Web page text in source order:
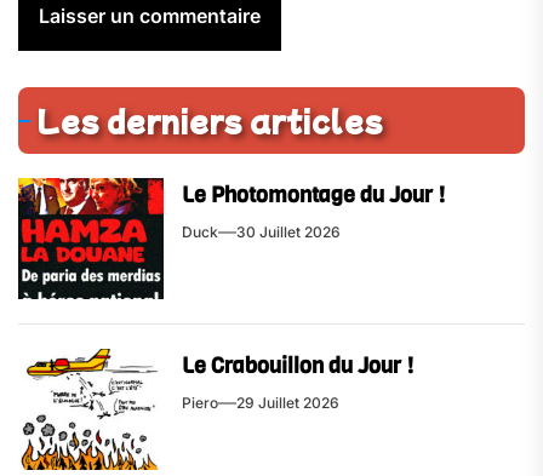
Les derniers articles
Le Photomontage du Jour !
Duck 30 Juillet 2026
Le Crabouillon du Jour !
Piero 29 Juillet 2026